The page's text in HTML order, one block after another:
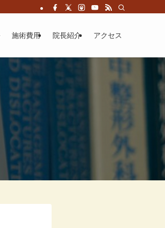
施術費用 院長紹介 アクセス